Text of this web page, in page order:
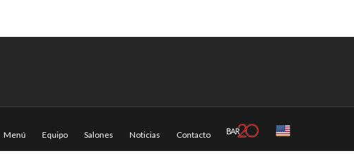
Menú Equipo Salones Noticias Contacto